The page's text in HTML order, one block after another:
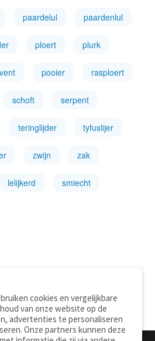
paardelul paardenlul
ploert plurk
pooier rasploert
schoft serpent
teringlijder tyfuslijer
zwijn zak
lelijkerd smiecht
cookies en vergelijkbare
van onze website op de
advertenties te personaliseren
Onze partners kunnen deze